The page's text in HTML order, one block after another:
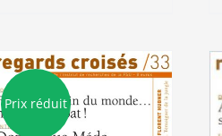
variations.
Les
options
peuvent
Prix réduit